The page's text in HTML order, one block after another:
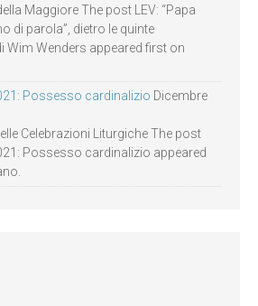
Maggiore The post LEV: “Papa
di parola”, dietro le quinte
Wim Wenders appeared first on
Possesso cardinalizio Dicembre
Celebrazioni Liturgiche The post
Possesso cardinalizio appeared